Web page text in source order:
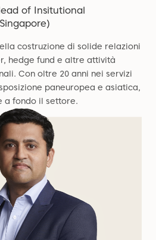
of Insitutional
costruzione di solide relazioni
hedge fund e altre attività
Con oltre 20 anni nei servizi
paneuropea e asiatica,
a fondo il settore.